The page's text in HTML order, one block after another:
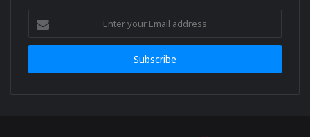
your
Email